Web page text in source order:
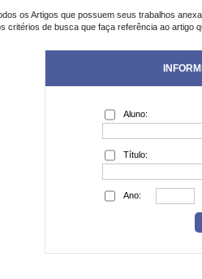
os Artigos que possuem seus trabalhos
critérios de busca que faça referência ao artigo
Aluno:
Título:
Ano: